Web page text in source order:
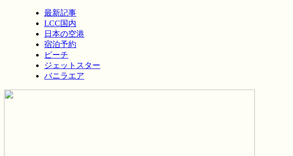
最新記事
LCC国内
日本の空港
宿泊予約
ピーチ
ジェットスター
バニラエア